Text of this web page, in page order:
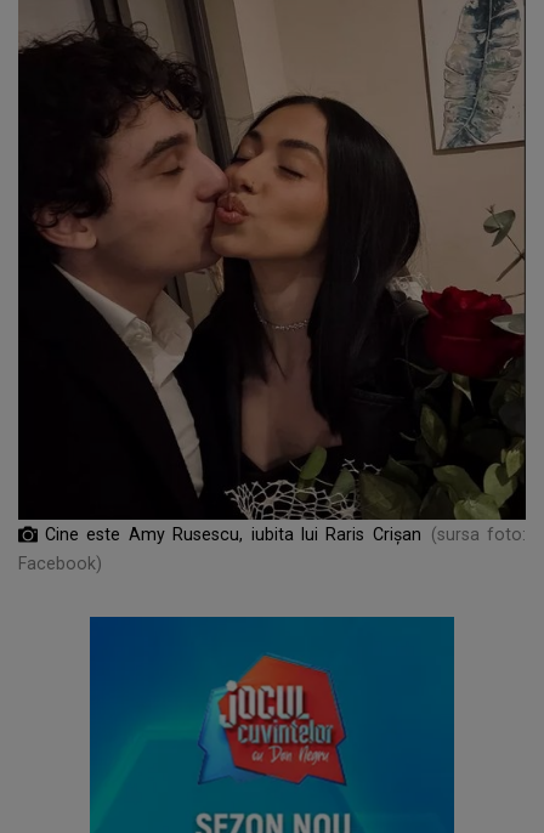
Cine este Amy Rusescu, iubita lui Raris Crișan
(sursa foto:
Facebook)